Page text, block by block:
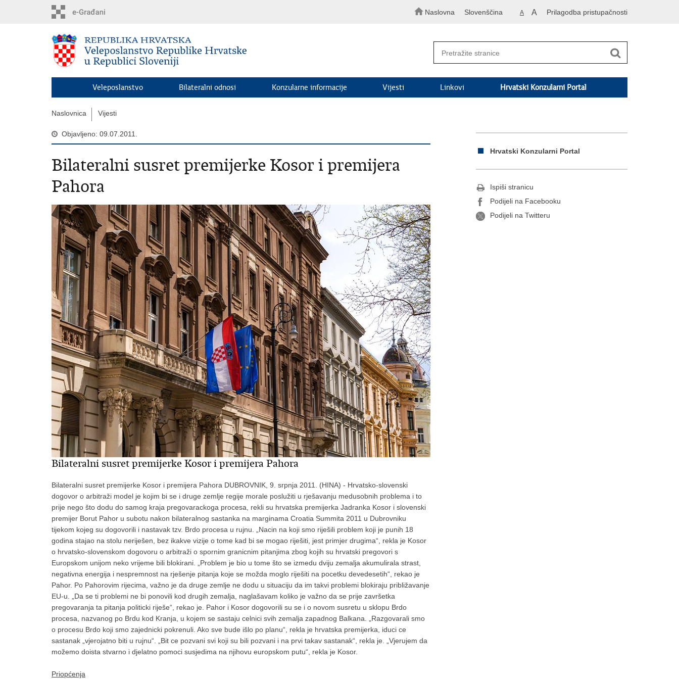
Naslovna Slovenščina A A Prilagodba pristupačnosti
Veleposlanstvo Bilateralni odnosi Konzularne informacije Vijesti Linkovi Hrvatski Konzularni Portal
Naslovnica Vijesti
Objavljeno: 09.07.2011.
Bilateralni susret premijerke Kosor i premijera
Pahora
Bilateralni susret premijerke Kosor i premijera Pahora
Bilateralni susret premijerke Kosor i premijera Pahora DUBROVNIK, 9. srpnja 2011. (HINA) - Hrvatsko-slovenski
dogovor o arbitraži model je kojim bi se i druge zemlje regije morale poslužiti u rješavanju medusobnih problema i to
prije nego što dodu do samog kraja pregovarackoga procesa, rekli su hrvatska premijerka Jadranka Kosor i slovenski
premijer Borut Pahor u subotu nakon bilateralnog sastanka na marginama Croatia Summita 2011 u Dubrovniku
tijekom kojeg su dogovorili i nastavak tzv. Brdo procesa u rujnu. „Nacin na koji smo riješili problem koji je punih 18
godina stajao na stolu neriješen, bez ikakve vizije o tome kad bi se mogao riješiti, jest primjer drugima“, rekla je Kosor
o hrvatsko-slovenskom dogovoru o arbitraži o spornim granicnim pitanjima zbog kojih su hrvatski pregovori s
Europskom unijom neko vrijeme bili blokirani. „Problem je bio u tome što se izmedu dviju zemalja akumulirala strast,
negativna energija i nespremnost na rješenje pitanja koje se možda moglo riješiti na pocetku devedesetih“, rekao je
Pahor. Po Pahorovim rijecima, važno je da druge zemlje ne dodu u situaciju da im takvi problemi blokiraju približavanje
EU-u. „Da se ti problemi ne bi ponovili kod drugih zemalja, naglašavam koliko je važno da se prije završetka
pregovaranja ta pitanja politicki riješe“, rekao je. Pahor i Kosor dogovorili su se i o novom susretu u sklopu Brdo
procesa, nazvanog po Brdu kod Kranja, u kojem se sastaju celnici svih zemalja zapadnog Balkana. „Razgovarali smo
o procesu Brdo koji smo zajednicki pokrenuli. Ako sve bude išlo po planu“, rekla je hrvatska premijerka, iduci ce
sastanak „vjerojatno biti u rujnu“. „Bit ce pozvani svi koji su bili pozvani i na prvi takav sastanak“, rekla je. „Vjerujem da
možemo doista stvarno i djelatno pomoci susjedima na njihovu europskom putu“, rekla je Kosor.
Priopćenja
Hrvatski Konzularni Portal
Ispiši stranicu
Podijeli na Facebooku
Podijeli na Twitteru